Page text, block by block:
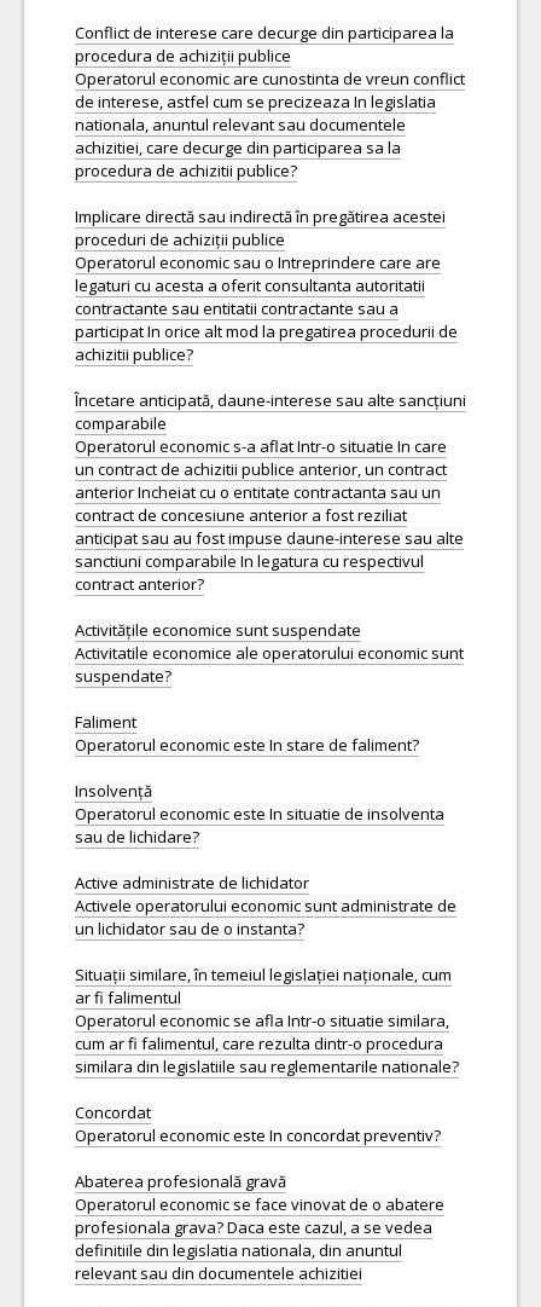
Conflict de interese care decurge din participarea la
procedura de achiziții publice
Operatorul economic are cunostinta de vreun conflict
de interese, astfel cum se precizeaza In legislatia
nationala, anuntul relevant sau documentele
achizitiei, care decurge din participarea sa la
procedura de achizitii publice?
Implicare directă sau indirectă în pregătirea acestei
proceduri de achiziții publice
Operatorul economic sau o Intreprindere care are
legaturi cu acesta a oferit consultanta autoritatii
contractante sau entitatii contractante sau a
participat In orice alt mod la pregatirea procedurii de
achizitii publice?
Încetare anticipată, daune-interese sau alte sancțiuni
comparabile
Operatorul economic s-a aflat Intr-o situatie In care
un contract de achizitii publice anterior, un contract
anterior Incheiat cu o entitate contractanta sau un
contract de concesiune anterior a fost reziliat
anticipat sau au fost impuse daune-interese sau alte
sanctiuni comparabile In legatura cu respectivul
contract anterior?
Activitățile economice sunt suspendate
Activitatile economice ale operatorului economic sunt
suspendate?
Faliment
Operatorul economic este In stare de faliment?
Insolvență
Operatorul economic este In situatie de insolventa
sau de lichidare?
Active administrate de lichidator
Activele operatorului economic sunt administrate de
un lichidator sau de o instanta?
Situații similare, în temeiul legislației naționale, cum
ar fi falimentul
Operatorul economic se afla Intr-o situatie similara,
cum ar fi falimentul, care rezulta dintr-o procedura
similara din legislatiile sau reglementarile nationale?
Concordat
Operatorul economic este In concordat preventiv?
Abaterea profesională gravă
Operatorul economic se face vinovat de o abatere
profesionala grava? Daca este cazul, a se vedea
definitiile din legislatia nationala, din anuntul
relevant sau din documentele achizitiei